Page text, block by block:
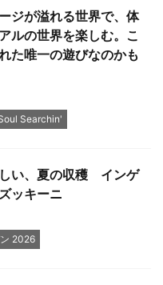
ジが溢れる世界で、体
ルの世界を楽しむ。こ
た唯一の遊びなのかも
Searchin'
い、夏の収穫 インゲ
ッキーニ
2026